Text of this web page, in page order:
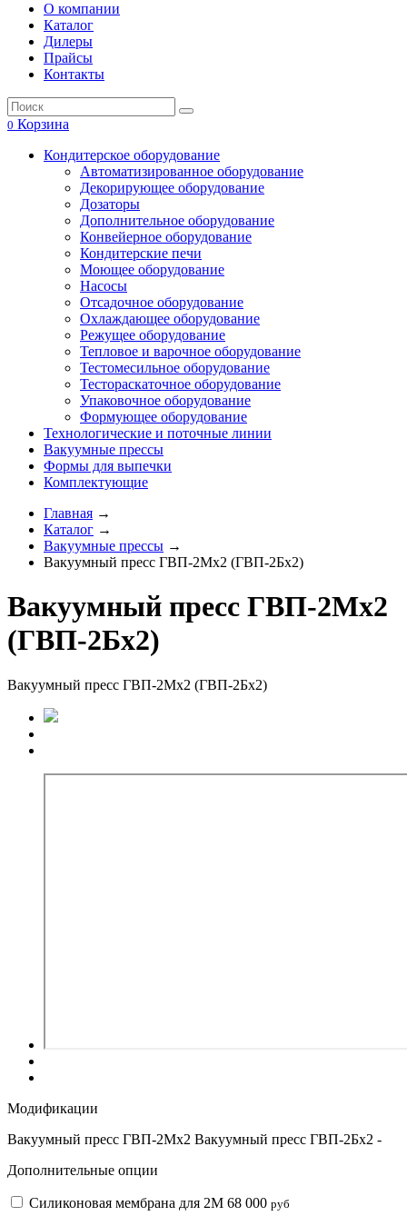
О компании
Каталог
Дилеры
Прайсы
Контакты
0 Корзина
Кондитерское оборудование
Автоматизированное оборудование
Декорирующее оборудование
Дозаторы
Дополнительное оборудование
Конвейерное оборудование
Кондитерские печи
Моющее оборудование
Насосы
Отсадочное оборудование
Охлаждающее оборудование
Режущее оборудование
Тепловое и варочное оборудование
Тестомесильное оборудование
Тестораскаточное оборудование
Упаковочное оборудование
Формующее оборудование
Технологические и поточные линии
Вакуумные прессы
Формы для выпечки
Комплектующие
Главная →
Каталог →
Вакуумные прессы →
Вакуумный пресс ГВП-2Мх2 (ГВП-2Бх2)
Вакуумный пресс ГВП-2Мх2
(ГВП-2Бх2)
Вакуумный пресс ГВП-2Мх2 (ГВП-2Бх2)
Модификации
Вакуумный пресс ГВП-2Мх2 Вакуумный пресс ГВП-2Бх2 -
Дополнительные опции
Силиконовая мембрана для 2М 68 000 руб